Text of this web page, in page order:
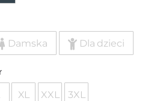
Damska Dla dzieci
XL XXL 3XL